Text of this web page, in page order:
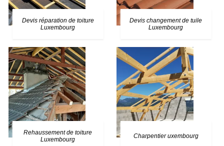
Devis réparation de toiture
Luxembourg
Devis changement de tuile
Luxembourg
Rehaussement de toiture
Luxembourg
Charpentier uxembourg